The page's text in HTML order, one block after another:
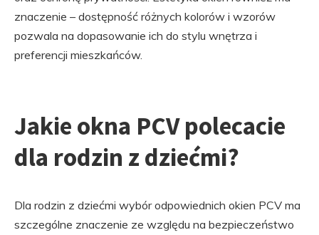
znaczenie – dostępność różnych kolorów i wzorów
pozwala na dopasowanie ich do stylu wnętrza i
preferencji mieszkańców.
Jakie okna PCV polecacie
dla rodzin z dziećmi?
Dla rodzin z dziećmi wybór odpowiednich okien PCV ma
szczególne znaczenie ze względu na bezpieczeństwo